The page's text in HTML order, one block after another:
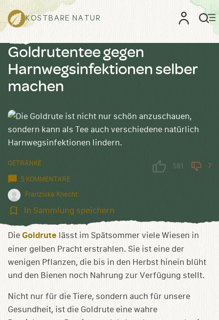
KOSTBARE NATUR
Goldrutentee gegen
Harnwegsinfektionen selber
machen
GETRÄNKE
5 KOMMENTARE
Franziska Knecht
581 7
In
speichern
In Sammlung speichern
Die Goldrute lässt im Spätsommer viele Wiesen in
einer gelben Pracht erstrahlen. Sie ist eine der
wenigen Pflanzen, die bis in den Herbst hinein blüht
und den Bienen noch Nahrung zur Verfügung stellt.
Nicht nur für die Tiere, sondern auch für unsere
Gesundheit, ist die Goldrute eine wahre